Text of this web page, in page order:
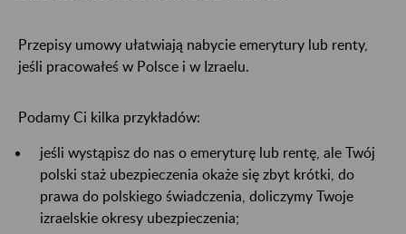
Przepisy umowy ułatwiają nabycie emerytury lub renty,
jeśli pracowałeś w Polsce i w Izraelu.
Podamy Ci kilka przykładów:
jeśli wystąpisz do nas o emeryturę lub rentę, ale Twój
polski staż ubezpieczenia okaże się zbyt krótki, do
prawa do polskiego świadczenia, doliczymy Twoje
izraelskie okresy ubezpieczenia;